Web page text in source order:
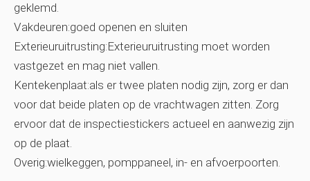
geklemd.
Vakdeuren:goed openen en sluiten
Exterieuruitrusting:Exterieuruitrusting moet worden
vastgezet en mag niet vallen.
Kentekenplaat:als er twee platen nodig zijn, zorg er dan
voor dat beide platen op de vrachtwagen zitten. Zorg
ervoor dat de inspectiestickers actueel en aanwezig zijn
op de plaat.
Overig:wielkeggen, pomppaneel, in- en afvoerpoorten.